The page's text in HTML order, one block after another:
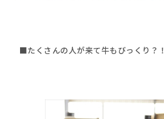
■たくさんの人が来て牛もびっくり？！